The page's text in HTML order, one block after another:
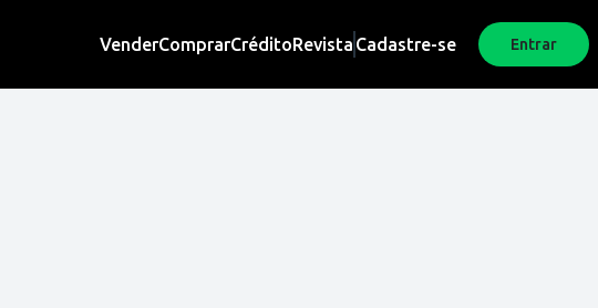
VenderComprarCréditoRevista Cadastre-se Entrar